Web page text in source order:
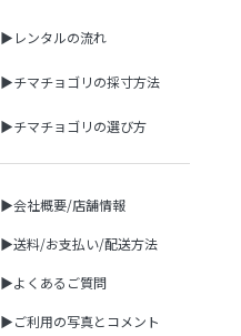
▶レンタルの流れ
▶チマチョゴリの採寸方法
▶チマチョゴリの選び方
▶会社概要/店舗情報
▶送料/お支払い/配送方法
▶よくあるご質問
▶ご利用の写真とコメント